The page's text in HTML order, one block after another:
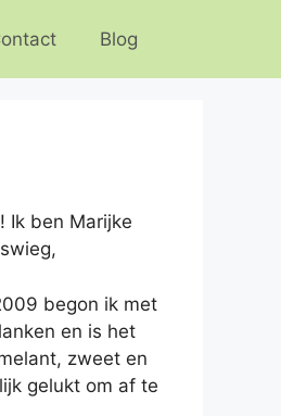
Blog
Ik ben Marijke
begon ik met
en is het
zweet en
gelukt om af te